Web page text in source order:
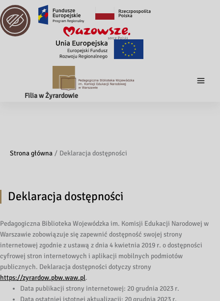
Filia w Żyrardowie
Strona główna Deklaracja dostępności
Deklaracja dostępności
Pedagogiczna Biblioteka Wojewódzka im. Komisji Edukacji Narodowej w
Warszawiezobowiązuje się zapewnić dostępność swojej strony
internetowej zgodnie z ustawą z dnia 4 kwietnia 2019 r. o dostępności
cyfrowej stron internetowych i aplikacji mobilnych podmiotów
publicznych. Deklaracja dostępności dotyczy strony
https://zyrardow.pbw.waw.pl.
Data publikacji strony internetowej: 20 grudnia 2023 r.
Data ostatniej istotnej aktualizacji: 20 grudnia 2023 r.